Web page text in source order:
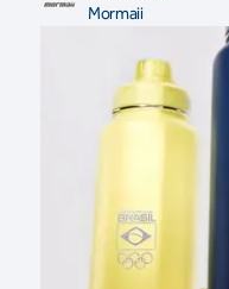
Mormaii